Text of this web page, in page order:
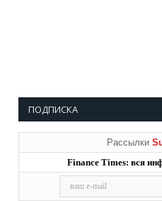
ПОДПИСКА
Рассылки
Finance Times: вся